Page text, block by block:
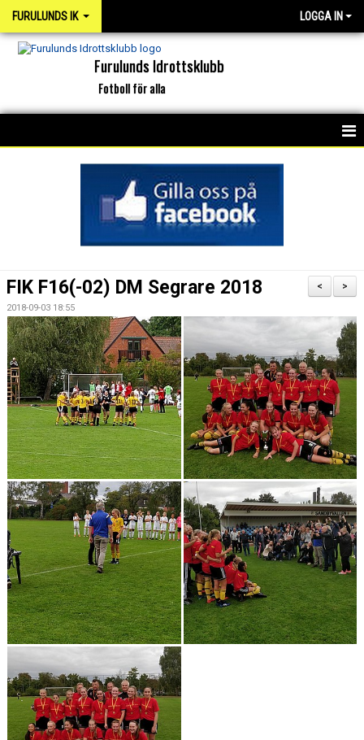
FURULUNDS IK LOGGA IN
Furulunds Idrottsklubb
Fotboll för alla
INTERKAPTEN
NYHETSARKIV
BILDGALLERI
FOTBOLL
MEDLEM
LEDARE
SPONSRING & ANNONSPLATSER
KALENDER
DOKUMENT
FACEBOOK
>
<
FIK F16(-02) DM Segrare 2018
2018-09-03 18:55